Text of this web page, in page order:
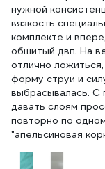
нужной
вязкость
комплекте и
обшитый двп. На
отлично
форму струи и
выбрасывалась. С
давать слоям
повторно по
"апельсиновая